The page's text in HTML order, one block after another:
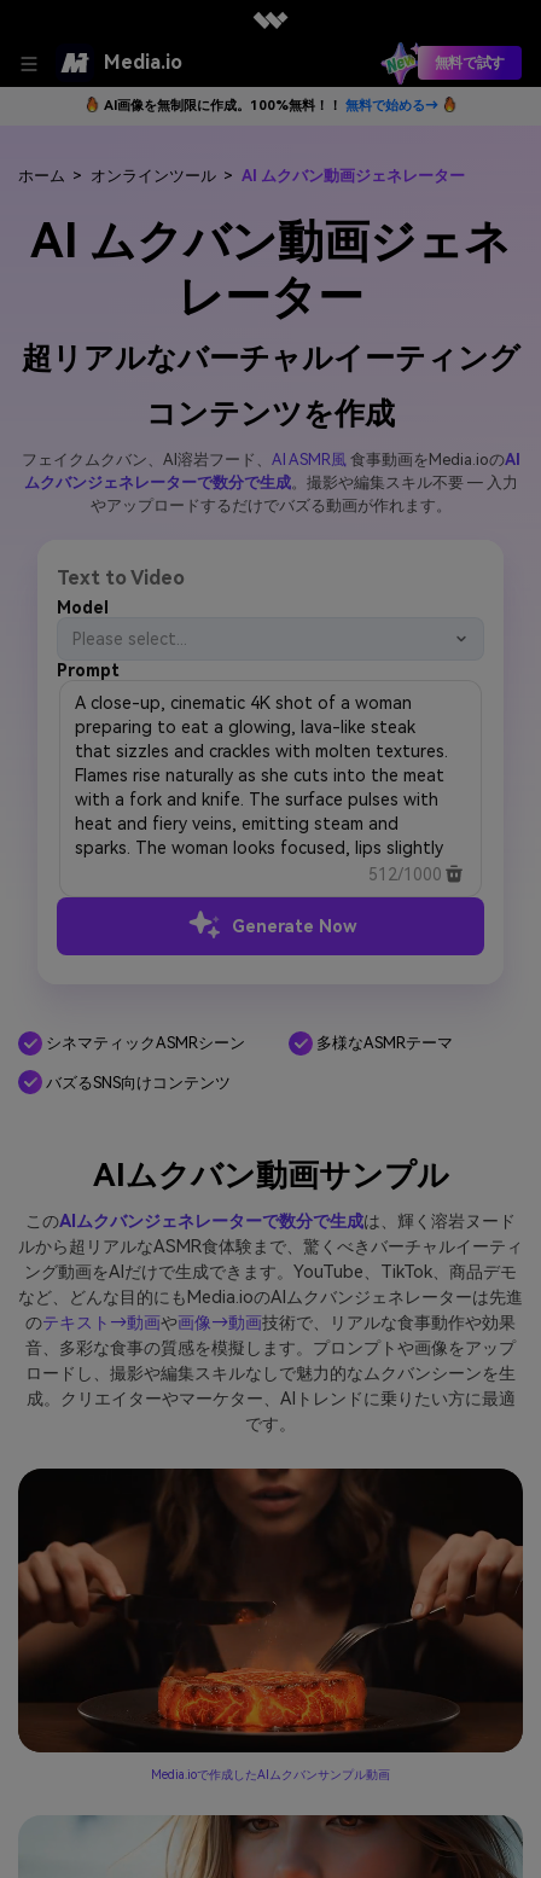
Media.io 無料で試す
AI画像を無制限に作成。100%無料！！ 無料で始める→
ホーム > オンラインツール > AI ムクバン動画ジェネレーター
AI ムクバン動画ジェネ
レーター
超リアルなバーチャルイーティング
コンテンツを作成
フェイクムクバン、AI溶岩フード、 AI ASMR風 食事動画をMedia.ioのAI
ムクバンジェネレーターで数分で生成。撮影や編集スキル不要 ― 入力
やアップロードするだけでバズる動画が作れます。
Text to Video
Model
Please select...
Prompt
512/1000
Generate Now
シネマティックASMRシーン 多様なASMRテーマ
バズるSNS向けコンテンツ
AIムクバン動画サンプル
このAIムクバンジェネレーターで数分で生成は、輝く溶岩ヌード
ルから超リアルなASMR食体験まで、驚くべきバーチャルイーティ
ング動画をAIだけで生成できます。YouTube、TikTok、商品デモ
など、どんな目的にもMedia.ioのAIムクバンジェネレーターは先進
のテキスト→動画や画像→動画技術で、リアルな食事動作や効果
音、多彩な食事の質感を模擬します。プロンプトや画像をアップ
ロードし、撮影や編集スキルなしで魅力的なムクバンシーンを生
成。クリエイターやマーケター、AIトレンドに乗りたい方に最適
です。
Media.ioで作成したAIムクバンサンプル動画